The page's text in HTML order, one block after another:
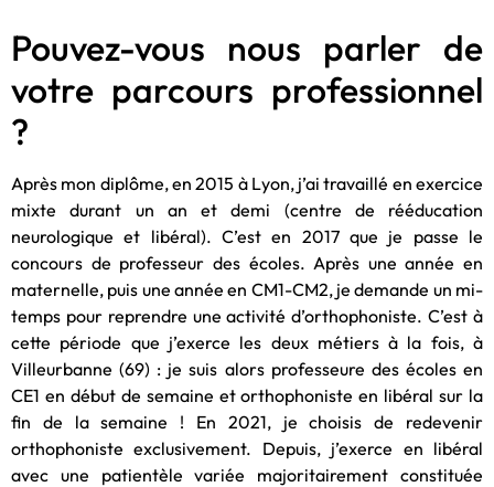
Pouvez-vous nous parler de
votre parcours professionnel
?
Après mon diplôme, en 2015 à Lyon, j’ai travaillé en exercice
mixte durant un an et demi (centre de rééducation
neurologique et libéral). C’est en 2017 que je passe le
concours de professeur des écoles. Après une année en
maternelle, puis une année en CM1-CM2, je demande un mi-
temps pour reprendre une activité d’orthophoniste. C’est à
cette période que j’exerce les deux métiers à la fois, à
Villeurbanne (69) : je suis alors professeure des écoles en
CE1 en début de semaine et orthophoniste en libéral sur la
fin de la semaine ! En 2021, je choisis de redevenir
orthophoniste exclusivement. Depuis, j’exerce en libéral
avec une patientèle variée majoritairement constituée